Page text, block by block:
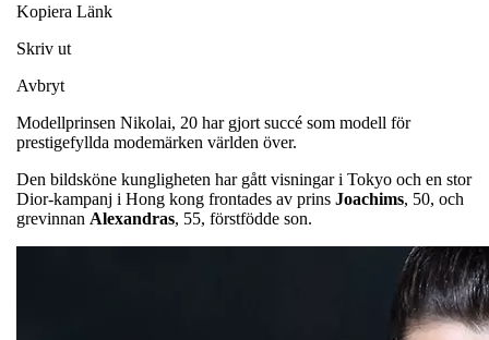
Kopiera Länk
Skriv ut
Avbryt
Modellprinsen Nikolai, 20 har gjort succé som modell för
prestigefyllda modemärken världen över.
Den bildsköne kungligheten har gått visningar i Tokyo och en stor
Dior-kampanj i Hong kong frontades av prins Joachims, 50, och
grevinnan Alexandras, 55, förstfödde son.